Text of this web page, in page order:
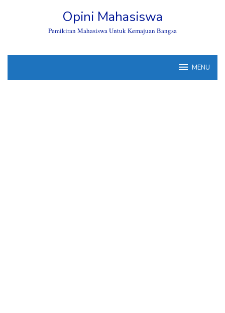
Opini Mahasiswa
Pemikiran Mahasiswa Untuk Kemajuan Bangsa
MENU